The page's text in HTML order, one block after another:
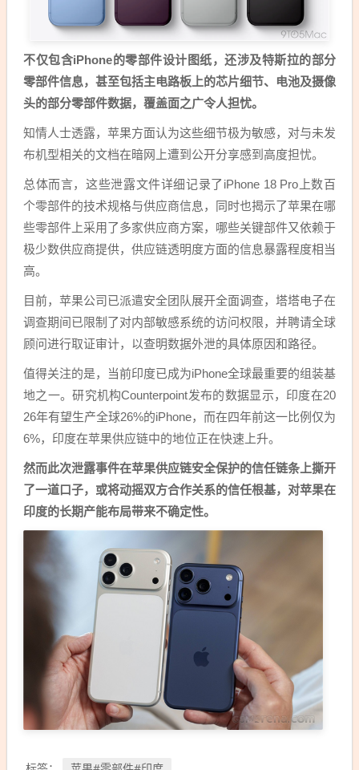
不仅包含iPhone的零部件设计图纸，还涉及特斯拉的部分
零部件信息，甚至包括主电路板上的芯片细节、电池及摄像
头的部分零部件数据，覆盖面之广令人担忧。
知情人士透露，苹果方面认为这些细节极为敏感，对与未发
布机型相关的文档在暗网上遭到公开分享感到高度担忧。
总体而言，这些泄露文件详细记录了iPhone 18 Pro上数百
个零部件的技术规格与供应商信息，同时也揭示了苹果在哪
些零部件上采用了多家供应商方案，哪些关键部件又依赖于
极少数供应商提供，供应链透明度方面的信息暴露程度相当
高。
目前，苹果公司已派遣安全团队展开全面调查，塔塔电子在
调查期间已限制了对内部敏感系统的访问权限，并聘请全球
顾问进行取证审计，以查明数据外泄的具体原因和路径。
值得关注的是，当前印度已成为iPhone全球最重要的组装基
地之一。研究机构Counterpoint发布的数据显示，印度在20
26年有望生产全球26%的iPhone，而在四年前这一比例仅为
6%，印度在苹果供应链中的地位正在快速上升。
然而此次泄露事件在苹果供应链安全保护的信任链条上撕开
了一道口子，或将动摇双方合作关系的信任根基，对苹果在
印度的长期产能布局带来不确定性。